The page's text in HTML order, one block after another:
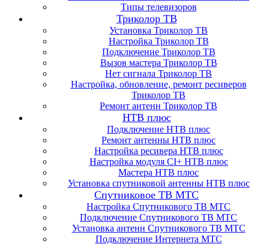
Типы телевизоров
Триколор ТВ
Установка Триколор ТВ
Настройка Триколор ТВ
Подключение Триколор ТВ
Вызов мастера Триколор ТВ
Нет сигнала Триколор ТВ
Настройка, обновление, ремонт ресиверов
Триколор ТВ
Ремонт антенн Триколор ТВ
НТВ плюс
Подключение НТВ плюс
Ремонт антенны НТВ плюс
Настройка ресивера НТВ плюс
Настройка модуля CI+ НТВ плюс
Мастера НТВ плюс
Установка спутниковой антенны НТВ плюс
Спутниковое ТВ МТС
Настройка Спутникового ТВ МТС
Подключение Спутникового ТВ МТС
Установка антенн Спутникового ТВ МТС
Подключение Интернета МТС